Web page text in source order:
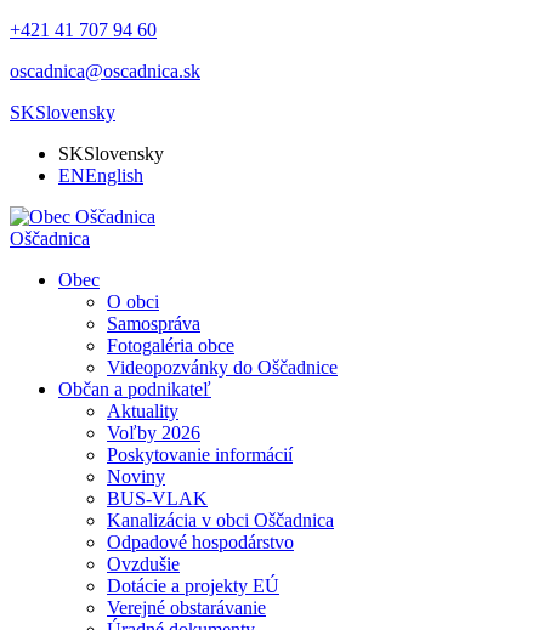
+421 41 707 94 60
oscadnica@oscadnica.sk
SKSlovensky
SKSlovensky
ENEnglish
Oščadnica
Obec
O obci
Samospráva
Fotogaléria obce
Videopozvánky do Oščadnice
Občan a podnikateľ
Aktuality
Voľby 2026
Poskytovanie informácií
Noviny
BUS-VLAK
Kanalizácia v obci Oščadnica
Odpadové hospodárstvo
Ovzdušie
Dotácie a projekty EÚ
Verejné obstarávanie